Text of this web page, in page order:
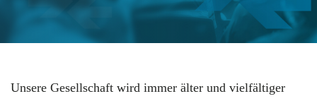
Unsere Gesellschaft wird immer älter und vielfältiger